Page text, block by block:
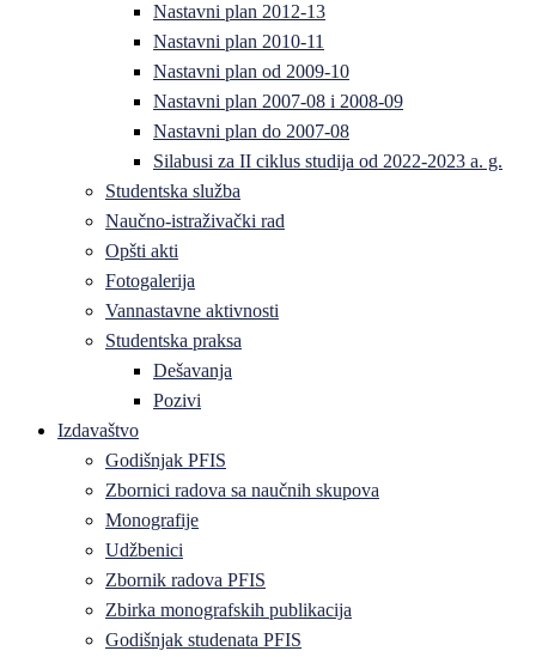
Nastavni plan 2012-13
Nastavni plan 2010-11
Nastavni plan od 2009-10
Nastavni plan 2007-08 i 2008-09
Nastavni plan do 2007-08
Silabusi za II ciklus studija od 2022-2023 a. g.
Studentska služba
Naučno-istraživački rad
Opšti akti
Fotogalerija
Vannastavne aktivnosti
Studentska praksa
Dešavanja
Pozivi
Izdavaštvo
Godišnjak PFIS
Zbornici radova sa naučnih skupova
Monografije
Udžbenici
Zbornik radova PFIS
Zbirka monografskih publikacija
Godišnjak studenata PFIS